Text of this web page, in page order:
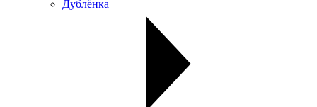
Дублёнка